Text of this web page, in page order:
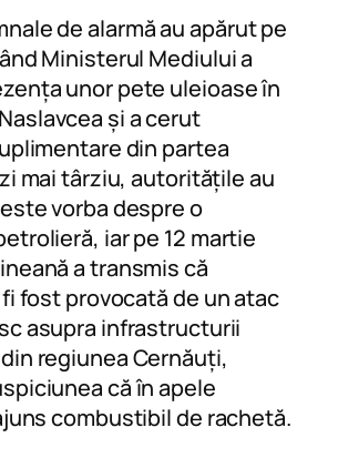
de alarmă au apărut pe
Ministerul Mediului a
unor pete uleioase în
și a cerut
din partea
mai târziu, autoritățile au
vorba despre o
iar pe 12 martie
a transmis că
fost provocată de un atac
asupra infrastructurii
regiunea Cernăuți,
că în apele
combustibil de rachetă.